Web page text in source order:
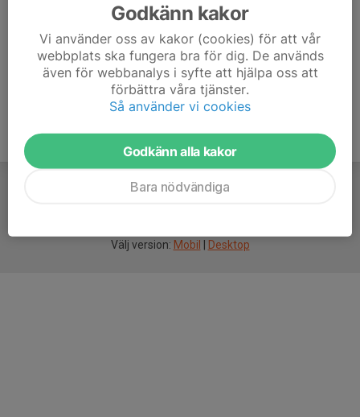
Välj version: Mobil Desktop
Godkänn kakor
Vi använder oss av kakor (cookies) för att vår
webbplats ska fungera bra för dig. De används
även för webbanalys i syfte att hjälpa oss att
förbättra våra tjänster.
Så använder vi cookies
Godkänn alla kakor
Bara nödvändiga